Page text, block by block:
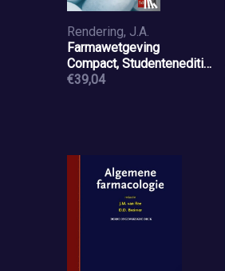
Rendering, J.A.
Farmawetgeving
Compact, Studenteneditie
2018-2019
€39,04